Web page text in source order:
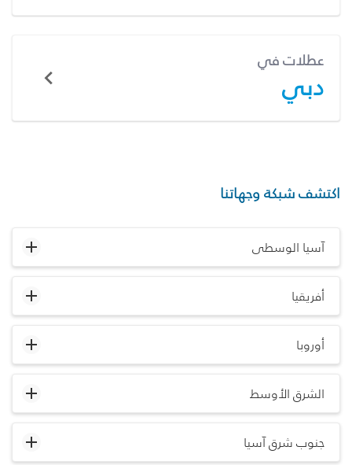
عطلات في
دبي
اكتشف شبكة وجهاتنا
آسيا الوسطى
أفريقيا
أوروبا
الشرق الأوسط
جنوب شرق آسيا